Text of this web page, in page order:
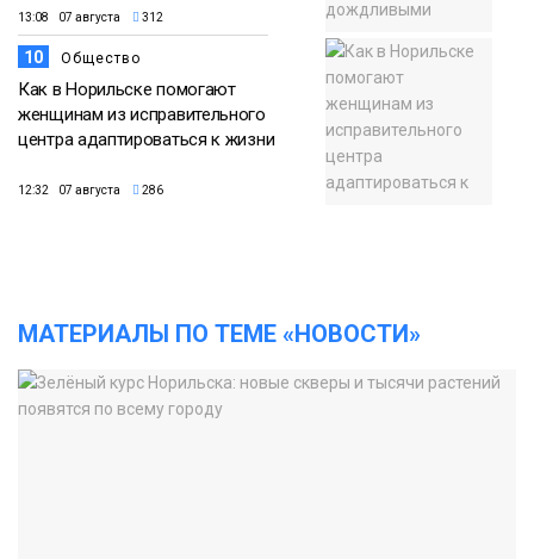
13:08 07 августа 312
10 Общество
Как в Норильске помогают
женщинам из исправительного
центра адаптироваться к жизни
12:32 07 августа 286
МАТЕРИАЛЫ ПО ТЕМЕ «НОВОСТИ»